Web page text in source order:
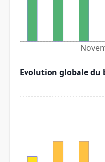
Evolution globale du